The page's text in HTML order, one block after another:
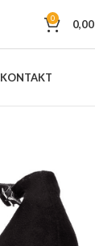
0
KONTAKT